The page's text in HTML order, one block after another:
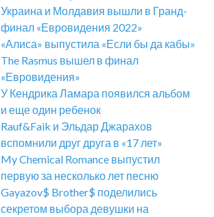
Украина и Молдавия вышли в Гранд-
финал «Евровидения 2022»
«Алиса» выпустила «Если бы да кабы»
The Rasmus вышел в финал
«Евровидения»
У Кендрика Ламара появился альбом
и еще один ребенок
Rauf&Faik и Эльдар Джарахов
вспомнили друг друга в «17 лет»
My Chemical Romance выпустил
первую за несколько лет песню
Gayazov$ Brother$ поделились
секретом выбора девушки на